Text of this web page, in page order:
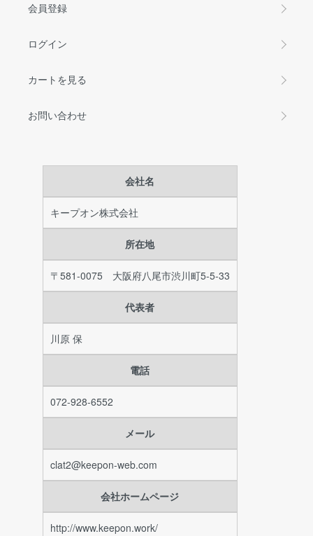
会員登録
ログイン
カートを見る
お問い合わせ
会社名
キープオン株式会社
所在地
〒581-0075 大阪府八尾市渋川町5-5-33
代表者
川原 保
電話
072-928-6552
メール
clat2@keepon-web.com
会社ホームページ
http://www.keepon.work/